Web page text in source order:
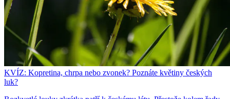
KVÍZ: Kopretina, chrpa nebo zvonek? Poznáte květiny českých
luk?